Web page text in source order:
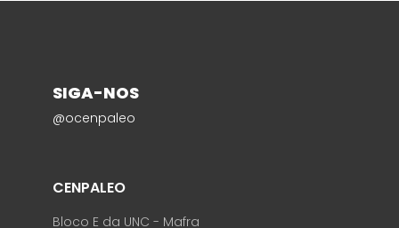
SIGA-NOS
@ocenpaleo
CENPALEO
Bloco E da UNC - Mafra